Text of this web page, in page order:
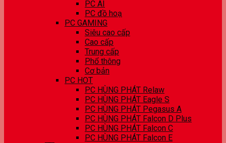
PC AI
PC đồ hoạ
PC GAMING
Siêu cao cấp
Cao cấp
Trung cấp
Phổ thông
Cơ bản
PC HOT
PC HÙNG PHÁT Relaw
PC HÙNG PHÁT Eagle S
PC HÙNG PHÁT Pegasus A
PC HÙNG PHÁT Falcon D Plus
PC HÙNG PHÁT Falcon C
PC HÙNG PHÁT Falcon E